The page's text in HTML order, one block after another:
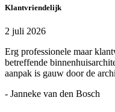
Klantvriendelijk
2 juli 2026
Erg professionele maar
betreffende
aanpak is gauw door de
- Janneke van den Bosch